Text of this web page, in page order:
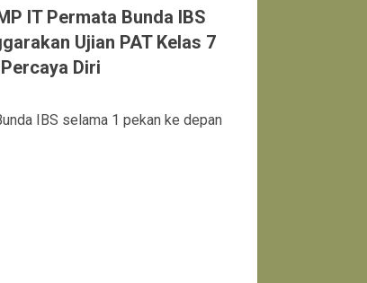
IT Permata Bunda IBS
Ujian PAT Kelas 7
Diri
IBS selama 1 pekan ke depan